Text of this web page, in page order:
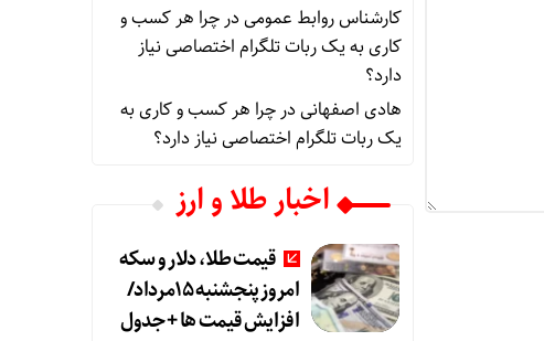
کارشناس روابط عمومیدرچرا هر کسب‌ و
کاری به یک ربات تلگرام اختصاصی نیاز
دارد؟
هادی اصفهانیدرچرا هر کسب‌ و کاری به
یک ربات تلگرام اختصاصی نیاز دارد؟
اخبار طلا و ارز
قیمت طلا، دلار و سکه
امروز پنجشنبه 15مرداد/
افزایش قیمت ها + جدول